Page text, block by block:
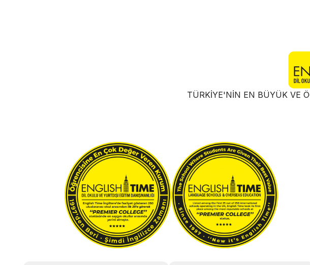
TÜRKIYE'NIN EN BÜYÜK VE